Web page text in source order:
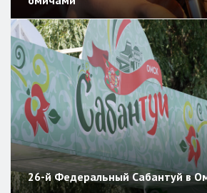
26-й Федеральный Сабантуй в